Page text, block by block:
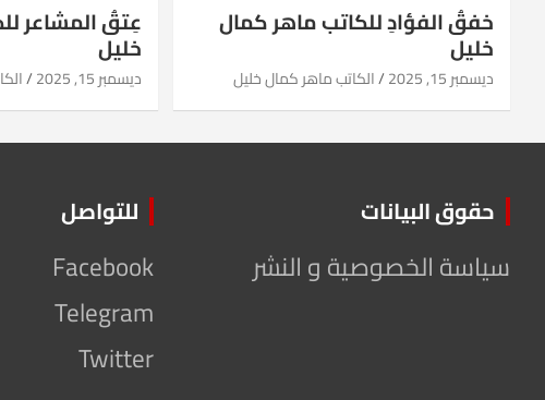
خفقُ الفؤادِ للكاتب ماهر كمال
خليل
ديسمبر 15, 2025 الكاتب ماهر كمال خليل
عِتقُ المشاعر
خليل
ديسمبر 15, 2025
حقوق البيانات
سياسة الخصوصية و النشر
للتواصل
Facebook
Telegram
Twitter